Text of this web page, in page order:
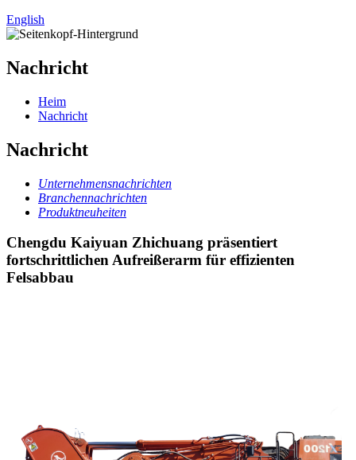
English
Nachricht
Heim
Nachricht
Nachricht
Unternehmensnachrichten
Branchennachrichten
Produktneuheiten
Chengdu Kaiyuan Zhichuang präsentiert
fortschrittlichen Aufreißerarm für effizienten
Felsabbau